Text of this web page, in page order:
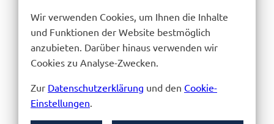
Mimo togo wótměwaju se teke projektowe dny k
wěstym tematiskim śěžyšćam, a to pśecej w tyźenju
do gódownych proznin. Pón se pśeměnja ceły
gymnazium do kreatiwneje wuknjeńskeje źěłaŕnje.
Nazgónjenja z Corona pandemije su k tomu wjadli, až
se projektowe źěło na Dolnoserbskem gymnaziumje
Wir verwenden Cookies, um Ihnen die Inhalte
und Funktionen der Website bestmöglich
anzubieten. Darüber hinaus verwenden wir
Cookies zu Analyse-Zwecken.
Zur Datenschutzerklärung und den Cookie-
Einstellungen.